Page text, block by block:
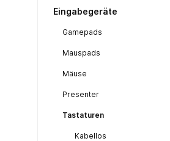
Eingabegeräte
Gamepads
Mauspads
Mäuse
Presenter
Tastaturen
Kabellos